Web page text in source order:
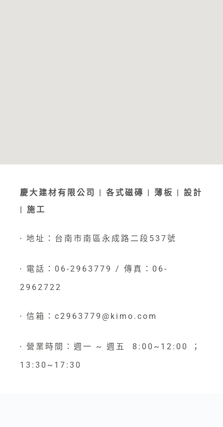
慶大建材有限公司 | 各式磁磚 | 薄板 | 設計
| 施工
● 地址：台南市南區永成路二段537號
●
電話：06-2963779 / 傳真：06-
2962722
● 信箱：c2963779@kimo.com
●
營業時間：週一 ~ 週五 8:00~12:00 ；
13:30~17:30